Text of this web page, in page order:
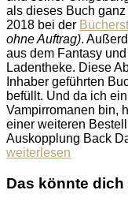
als dieses Buch
2018 bei der
ohne Auftrag).
aus dem Fantasy
Ladentheke. Diese
Inhaber geführten
befüllt. Und da ich
Vampirromanen bin,
einer weiteren
Auskopplung Back
weiterlesen
Das könnte